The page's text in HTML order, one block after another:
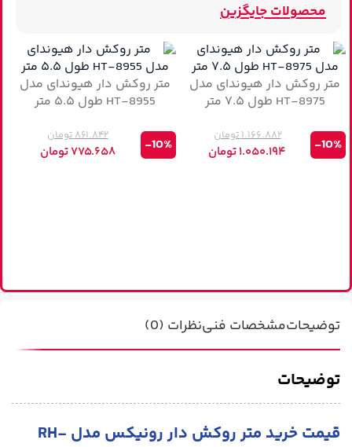
محصولات جایگزین
متر روکش دار هیوندای مدل
HT-8975 طول ۷.۵ متر
۱.۱۶۶.۸۸۲تومان
۱.۰۵۰.۱۹۴تومان -10%
متر روکش دار هیوندای مدل
HT-8955 طول ۵.۵ متر
۸۶۱.۸۴۲تومان
۷۷۵.۶۵۸تومان -10%
توضیحاتمشخصات فنینظرات (0)
توضیحات
قیمت خرید متر روکش دار رونیکس مدل RH-